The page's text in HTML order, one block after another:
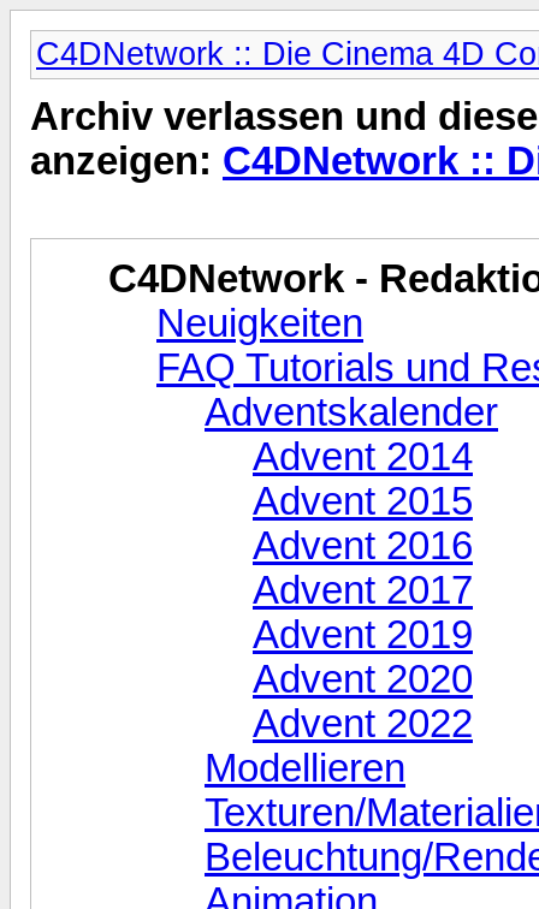
C4DNetwork :: Die Cinema 4D
Archiv verlassen und
anzeigen: C4DNetwork ::
C4DNetwork -
Neuigkeiten
FAQ Tutorials und
Adventskalender
Advent 2014
Advent 2015
Advent 2016
Advent 2017
Advent 2019
Advent 2020
Advent 2022
Modellieren
Texturen/
Beleuchtung/